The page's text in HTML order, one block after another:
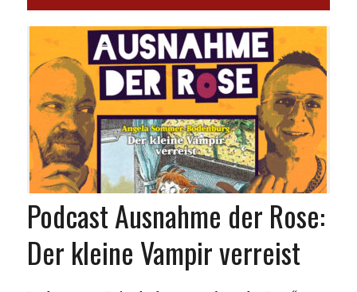
Podcast Ausnahme der Rose:
Der kleine Vampir verreist